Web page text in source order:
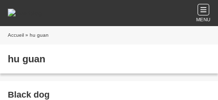
MENU
Accueil » hu guan
hu guan
Black dog